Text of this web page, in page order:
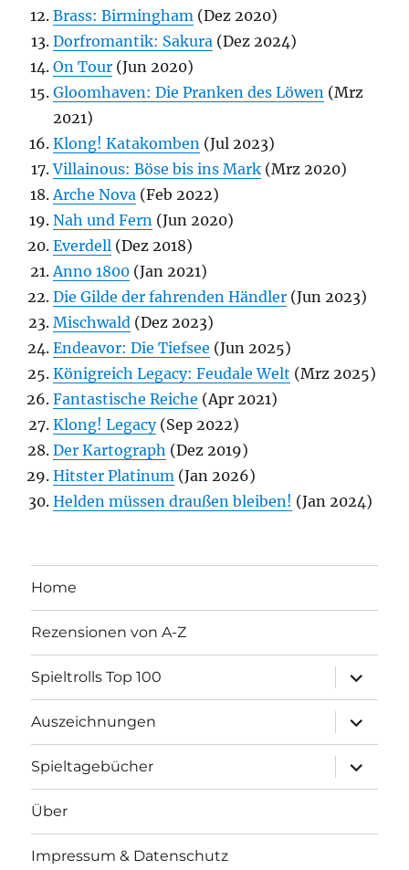
Brass: Birmingham (Dez 2020)
Dorfromantik: Sakura (Dez 2024)
On Tour (Jun 2020)
Gloomhaven: Die Pranken des Löwen (Mrz
2021)
Klong! Katakomben (Jul 2023)
Villainous: Böse bis ins Mark (Mrz 2020)
Arche Nova (Feb 2022)
Nah und Fern (Jun 2020)
Everdell (Dez 2018)
Anno 1800 (Jan 2021)
Die Gilde der fahrenden Händler (Jun 2023)
Mischwald (Dez 2023)
Endeavor: Die Tiefsee (Jun 2025)
Königreich Legacy: Feudale Welt (Mrz 2025)
Fantastische Reiche (Apr 2021)
Klong! Legacy(Sep 2022)
Der Kartograph (Dez 2019)
Hitster Platinum (Jan 2026)
Helden müssen draußen bleiben! (Jan 2024)
Home
Rezensionen von A-Z
Spieltrolls Top 100
öffnen
Auszeichnungen
öffnen
Spieltagebücher
öffnen
Über
Impressum & Datenschutz